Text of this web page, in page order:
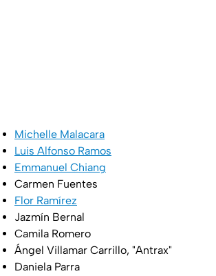
Michelle Malacara
Luis Alfonso Ramos
Emmanuel Chiang
Carmen Fuentes
Flor Ramírez
Jazmín Bernal
Camila Romero
Ángel Villamar Carrillo, "Antrax"
Daniela Parra